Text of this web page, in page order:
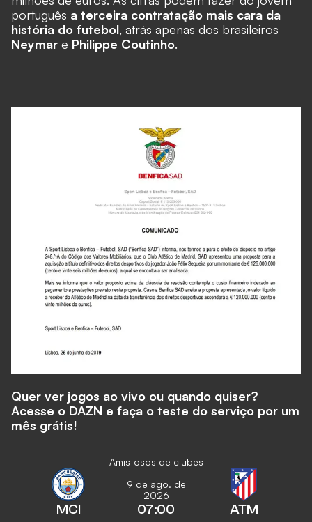
português a terceira contratação mais cara da
história do futebol, atrás apenas dos brasileiros
Neymar e Philippe Coutinho.
Quer ver jogos ao vivo ou quando quiser?
Acesse o DAZN e faça o teste do serviço por um
mês grátis!
Amistosos de clubes
MCI
9 de ago. de
2026
07:00 ATM